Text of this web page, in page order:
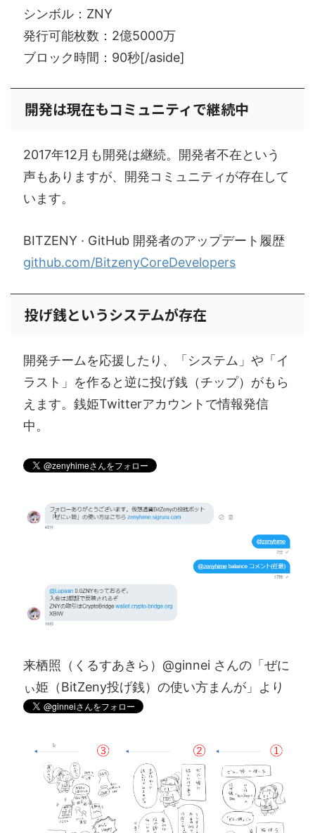
シンボル：ZNY
発行可能枚数：2億5000万
ブロック時間：90秒[/aside]
開発は現在もコミュニティで継続中
2017年12月も開発は継続。開発者不在という
声もありますが、開発コミュニティが存在して
います。
BITZENY · GitHub 開発者のアップデート履歴
github.com/BitzenyCoreDevelopers
投げ銭というシステムが存在
開発チームを応援したり、「システム」や「イ
ラスト」を作ると逆に投げ銭（チップ）がもら
えます。銭姫Twitterアカウントで情報発信
中。
来栖照（くるすあきら）@ginnei さんの「ぜに
ぃ姫（BitZeny投げ銭）の使い方まんが」より